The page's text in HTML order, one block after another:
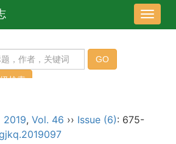
导
航
2019, Vol. 46 ›› Issue (6): 675-